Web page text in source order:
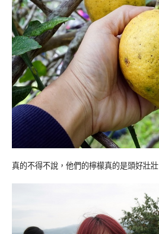
真的不得不說，他們的檸檬真的是頭好壯